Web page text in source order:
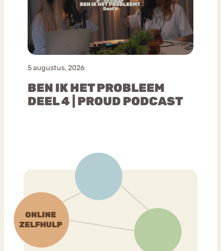
5 augustus, 2026
BEN IK HET PROBLEEM
DEEL 4 | PROUD PODCAST